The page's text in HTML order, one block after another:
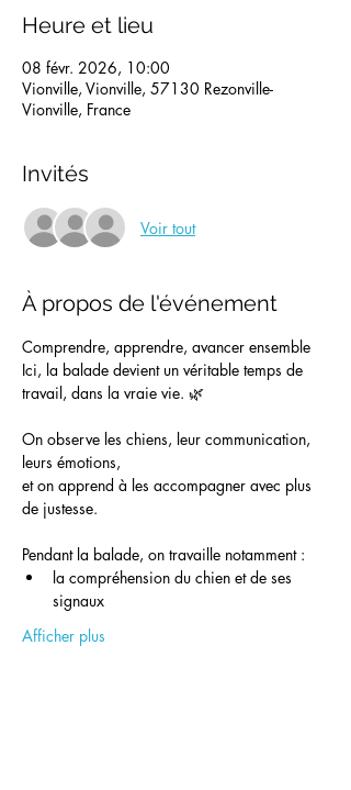
Heure et lieu
08 févr. 2026, 10:00
Vionville, Vionville, 57130 Rezonville-
Vionville, France
Invités
Voir tout
À propos de l'événement
Comprendre, apprendre, avancer ensemble
Ici, la balade devient un véritable temps de
travail, dans la vraie vie. 🌿
On observe les chiens, leur communication,
leurs émotions,
et on apprend à les accompagner avec plus
de justesse.
Pendant la balade, on travaille notamment :
la compréhension du chien et de ses
signaux
Afficher plus